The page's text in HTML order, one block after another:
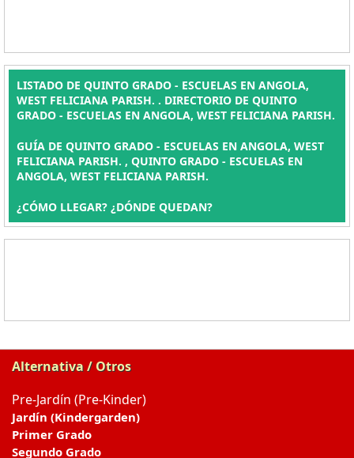
LISTADO DE QUINTO GRADO - ESCUELAS EN ANGOLA,
WEST FELICIANA PARISH. . DIRECTORIO DE QUINTO
GRADO - ESCUELAS EN ANGOLA, WEST FELICIANA PARISH.
GUÍA DE QUINTO GRADO - ESCUELAS EN ANGOLA, WEST
FELICIANA PARISH. , QUINTO GRADO - ESCUELAS EN
ANGOLA, WEST FELICIANA PARISH.
¿CÓMO LLEGAR? ¿DÓNDE QUEDAN?
Alternativa / Otros
Pre-Jardín (Pre-Kinder)
Jardín (Kindergarden)
Primer Grado
Segundo Grado